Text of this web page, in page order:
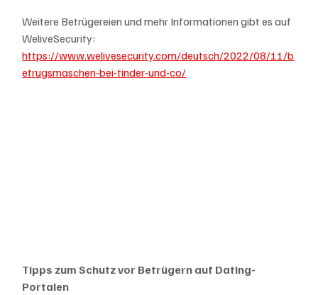
Weitere Betrügereien und mehr Informationen gibt es auf
WeliveSecurity:
https://www.welivesecurity.com/deutsch/2022/08/11/b
etrugsmaschen-bei-tinder-und-co/
Tipps zum Schutz vor Betrügern auf Dating-
Portalen